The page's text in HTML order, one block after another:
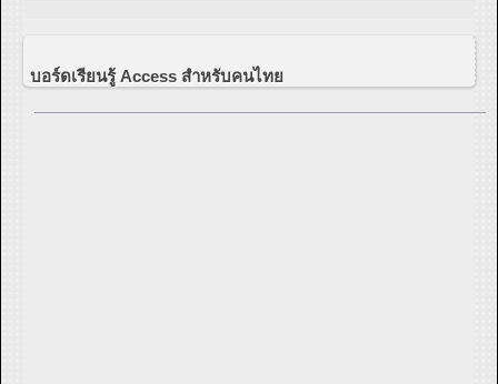
บอร์ดเรียนรู้ Access สำหรับคนไทย